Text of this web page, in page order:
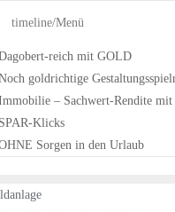
timeline/Menü
reich mit GOLD
goldrichtige
– Sachwert-Rendite mit
SPAR-Klicks
Sorgen in den Urlaub